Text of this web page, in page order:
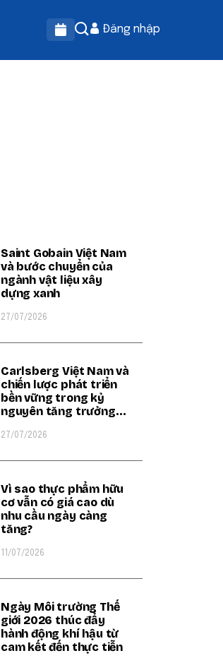
Đăng nhập
Saint Gobain Việt Nam
và bước chuyển của
ngành vật liệu xây
dựng xanh
27/07/2026
Carlsberg Việt Nam và
chiến lược phát triển
bền vững trong kỷ
nguyên tăng trưởng
27/07/2026
Vì sao thực phẩm hữu
cơ vẫn có giá cao dù
nhu cầu ngày càng
tăng?
11/07/2026
Ngày Môi trường Thế
giới 2026 thúc đẩy
hành động khí hậu từ
cam kết đến thực tiễn